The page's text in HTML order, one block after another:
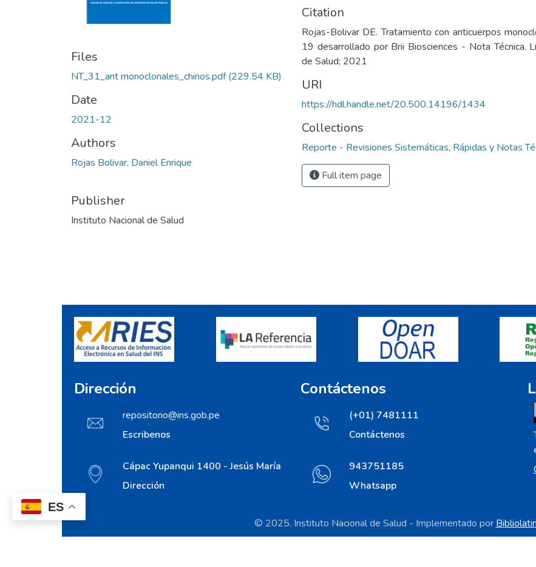
ES
Files
NT_31_ant monoclonales_chinos.pdf(229.54 KB)
Date
2021-12
Authors
Rojas Bolivar, Daniel Enrique
Publisher
Instituto Nacional de Salud
Citation
Rojas-Bolivar DE. Tratamiento con anticuerpos
19 desarrollado por Brii Biosciences - Nota Técnica.
de Salud; 2021
URI
https://hdl.handle.net/20.500.14196/1434
Collections
Reporte - Revisiones Sistemáticas, Rápidas y Notas
Full item page
Dirección
repositorio@ins.gob.pe
Escribenos
Cápac Yupanqui 1400 - Jesús María
Dirección
Contáctenos
(+01) 7481111
Contáctenos
943751185
Whatsapp
© 2025. Instituto Nacional de Salud - Implementado por